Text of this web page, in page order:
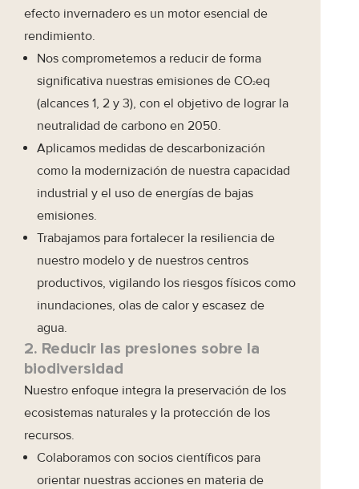
efecto invernadero es un motor esencial de
rendimiento.
Nos comprometemos a reducir de forma
significativa nuestras emisiones de CO2eq
(alcances 1, 2 y 3), con el objetivo de lograr la
neutralidad de carbono en 2050.
Aplicamos medidas de descarbonización
como la modernización de nuestra capacidad
industrial y el uso de energías de bajas
emisiones.
Trabajamos para fortalecer la resiliencia de
nuestro modelo y de nuestros centros
productivos, vigilando los riesgos físicos como
inundaciones, olas de calor y escasez de
agua.
2. Reducir las presiones sobre la
biodiversidad
Nuestro enfoque integra la preservación de los
ecosistemas naturales y la protección de los
recursos.
Colaboramos con socios científicos para
orientar nuestras acciones en materia de